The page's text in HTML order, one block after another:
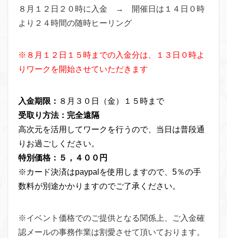
８月１２日２０時に入金 → 開催日は１４日０時
より２４時間の随時ヒーリング
※８月１２日１５時までの入金分は、１３日０時よ
りワークを開始させていただきます
入金期限： ８月３０日（金）１５時まで
受取り方法：完全遠隔
高次元を活用してワークを行うので、当日は普段通
りお過ごしください。
特別価格：５，４００円
※カード決済はpaypalを使用しますので、5％の手
数料が別途かかりますのでご了承ください。
※イベント価格でのご提供となる関係上、ご入金確
認メールの事務作業は割愛させて頂いております。